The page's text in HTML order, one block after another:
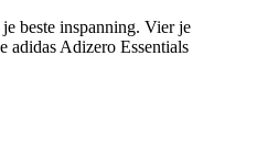
beste inspanning. Vier je
adidas Adizero Essentials